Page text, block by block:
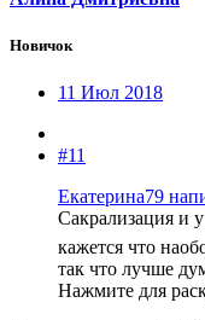
Новичок
11 Июл 2018
#11
Екатерина79
Сакрализация и
кажется что
так что лучше
Нажмите для